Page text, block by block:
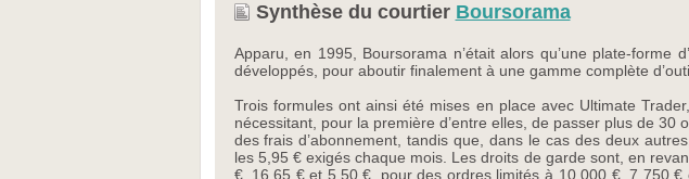
Synthèse du courtier Boursorama
Apparu, en 1995, Boursorama n’était alors qu’une plate-forme
développés, pour aboutir finalement à une gamme complète
Trois formules ont ainsi été mises en place avec Ultimate
nécessitant, pour la première d’entre elles, de passer plus de
des frais d’abonnement, tandis que, dans le cas des deux
les 5,95 € exigés chaque mois. Les droits de garde sont, en
€, 16,65 € et 5,50 €, pour des ordres limités à 10 000 €, 7 750